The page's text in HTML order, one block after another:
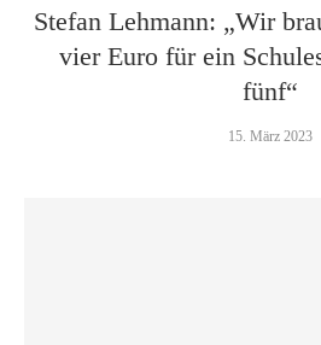
Stefan Lehmann: „Wir
vier Euro für ein
fünf“
15. März 2023